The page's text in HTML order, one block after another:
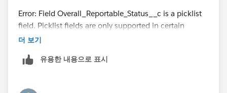
Error: Field Overall_Reportable_Status__c is a picklist
field. Picklist fields are only supported in certain
functions.
더 보기
유용한 내용으로 표시